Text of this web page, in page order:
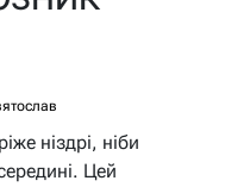
ніздрі, ніби
Цей